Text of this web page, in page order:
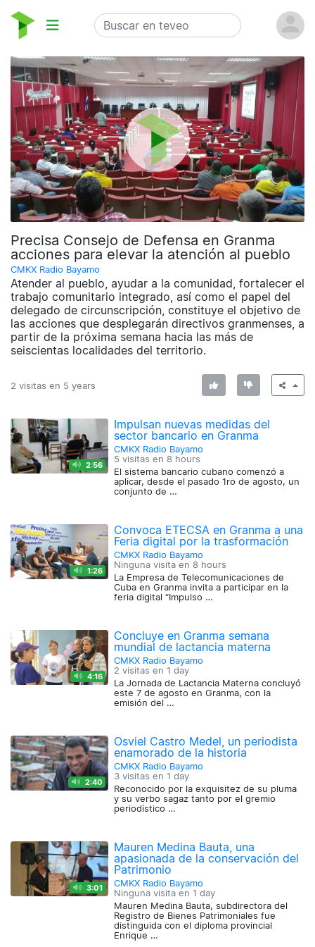
Precisa Consejo de Defensa en Granma
acciones para elevar la atención al pueblo
CMKX Radio Bayamo
Atender al pueblo, ayudar a la comunidad, fortalecer el
trabajo comunitario integrado, así como el papel del
delegado de circunscripción, constituye el objetivo de
las acciones que desplegarán directivos granmenses, a
partir de la próxima semana hacia las más de
seiscientas localidades del territorio.
2 visitas en 5 years
2:56
Impulsan nuevas medidas del
sector bancario en Granma
CMKX Radio Bayamo
5 visitas en 8 hours
El sistema bancario cubano comenzó a
aplicar, desde el pasado 1ro de agosto, un
conjunto de …
1:26
Convoca ETECSA en Granma a una
Feria digital por la trasformación
CMKX Radio Bayamo
Ninguna visita en 8 hours
La Empresa de Telecomunicaciones de
Cuba en Granma invita a participar en la
feria digital “Impulso …
4:16
Concluye en Granma semana
mundial de lactancia materna
CMKX Radio Bayamo
2 visitas en 1 day
La Jornada de Lactancia Materna concluyó
este 7 de agosto en Granma, con la
emisión del …
2:40
Osviel Castro Medel, un periodista
enamorado de la historia
CMKX Radio Bayamo
3 visitas en 1 day
Reconocido por la exquisitez de su pluma
y su verbo sagaz tanto por el gremio
periodístico …
3:01
Mauren Medina Bauta, una
apasionada de la conservación del
Patrimonio
CMKX Radio Bayamo
Ninguna visita en 1 day
Mauren Medina Bauta, subdirectora del
Registro de Bienes Patrimoniales fue
distinguida con el diploma provincial
Enrique …